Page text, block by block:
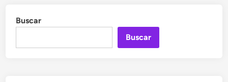
Buscar
Buscar